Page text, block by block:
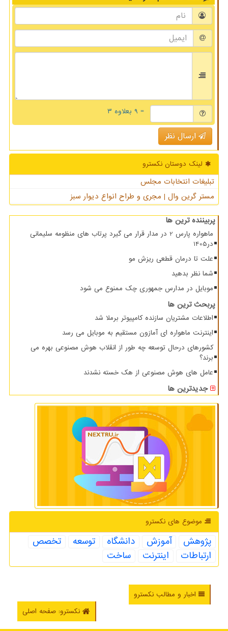
= ۹ بعلاوه ۳
ارسال نظر
لینک دوستان نكسترو
تبلیغات انتخابات مجلس
مستر گرین وال | مجری و طراح انواع دیوار سبز
پربیننده ترین ها
ماهواره پارس 2 در مدار قرار می گیرد پرتاب های منظومه سلیمانی
در1405
علت تا درمان قطعی ریزش مو
شما نظر بدهید
موبایل در مدارس جمهوری چک ممنوع می شود
پربحث ترین ها
اطلاعات مشتریان سازنده کامپیوتر برملا شد
اینترنت ماهواره ای آمازون مستقیم به موبایل می رسد
کشورهای درحال توسعه چه طور از انقلاب هوش مصنوعی بهره می
برند؟
عامل های هوش مصنوعی از هک خسته نشدند
جدیدترین ها
موضوع های نكسترو
پژوهش آموزش دانشگاه توسعه
تخصص
ارتباطات
اینترنت ساخت
اخبار و مطالب نکسترو
نکسترو: صفحه اصلی